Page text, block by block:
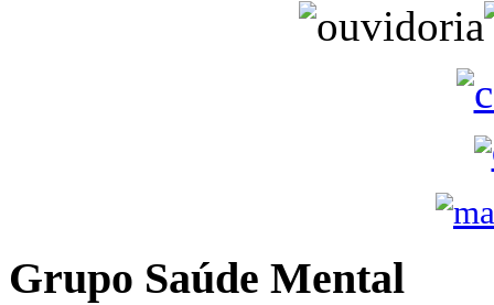
Grupo Saúde Mental